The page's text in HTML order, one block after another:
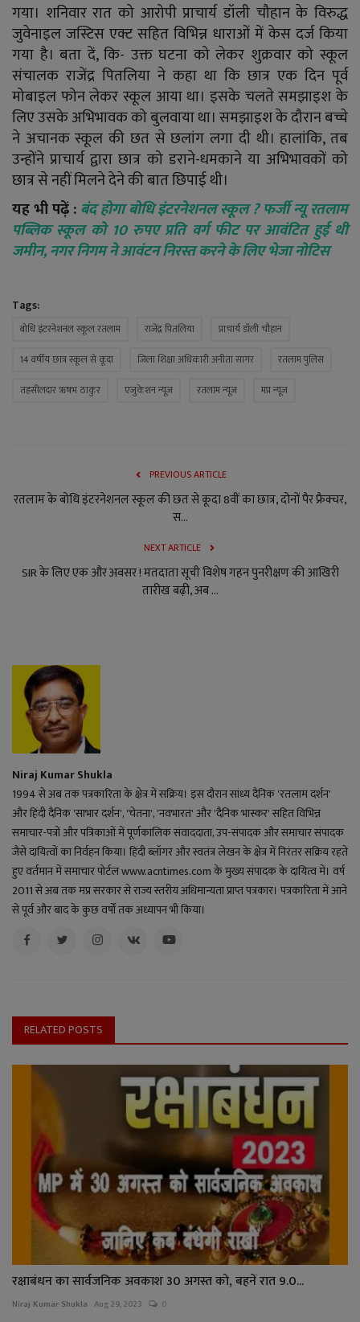
गया। शनिवार रात को आरोपी प्राचार्य डॉली चौहान के विरुद्ध
जुवेनाइल जस्टिस एक्ट सहित विभिन्न धाराओं में केस दर्ज किया
गया है। बता दें, कि- उक्त घटना को लेकर शुक्रवार को स्कूल
संचालक राजेंद्र पितलिया ने कहा था कि छात्र एक दिन पूर्व
मोबाइल फोन लेकर स्कूल आया था। इसके चलते समझाइश के
लिए उसके अभिभावक को बुलवाया था। समझाइश के दौरान बच्चे
ने अचानक स्कूल की छत से छलांग लगा दी थी। हालांकि, तब
उन्होंने प्राचार्य द्वारा छात्र को डराने-धमकाने या अभिभावकों को
छात्र से नहीं मिलने देने की बात छिपाई थी।
यह भी पढ़ें : बंद होगा बोधि इंटरनेशनल स्कूल ? फर्जी न्यू रतलाम
पब्लिक स्कूल को 10 रुपए प्रति वर्ग फीट पर आवंटित हुई थी
जमीन, नगर निगम ने आवंटन निरस्त करने के लिए भेजा नोटिस
Tags:
बोधि इंटरनेशनल स्कूल रतलाम राजेंद्र पितलिया
प्राचार्य डॉली चौहान
14 वर्षीय छात्र स्कूल से कूदा
जिला शिक्षा अधिकारी अनीता सागर
रतलाम पुलिस
तहसीलदार ऋषभ ठाकुर
एजुकेशन न्यूज रतलाम न्यूज मप्र न्यूज
PREVIOUS ARTICLE
रतलाम के बोधि इंटरनेशनल स्कूल की छत से कूदा 8वीं का छात्र, दोनों पैर फ्रैक्चर,
स...
NEXT ARTICLE
SIR के लिए एक और अवसर ! मतदाता सूची विशेष गहन पुनरीक्षण की आखिरी
तारीख बढ़ी, अब ...
Niraj Kumar Shukla
1994 से अब तक पत्रकारिता के क्षेत्र में सक्रिय। इस दौरान सांध्य दैनिक 'रतलाम दर्शन'
और हिंदी दैनिक 'साभार दर्शन', 'चेतना', 'नवभारत' और 'दैनिक भास्कर' सहित विभिन्न
समाचार-पत्रों और पत्रिकाओं में पूर्णकालिक संवाददाता, उप-संपादक और समाचार संपादक
जैसे दायित्वों का निर्वहन किया। हिंदी ब्लॉगर और स्वतंत्र लेखन के क्षेत्र में निरंतर सक्रिय रहते
हुए वर्तमान में समाचार पोर्टल www.acntimes.com के मुख्य संपादक के दायित्व में। वर्ष
2011 से अब तक मप्र सरकार से राज्य स्तरीय अधिमान्यता प्राप्त पत्रकार। पत्रकारिता में आने
से पूर्व और बाद के कुछ वर्षों तक अध्यापन भी किया।
RELATED POSTS
रक्षाबंधन का सार्वजनिक अवकाश 30 अगस्त को, बहनें रात 9.0...
Niraj Kumar Shukla Aug 29, 2023 0